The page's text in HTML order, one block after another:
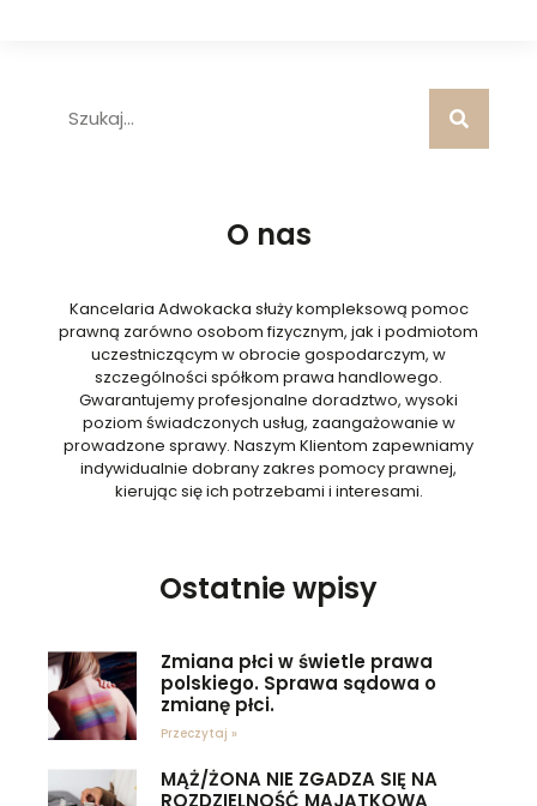
O nas
Kancelaria Adwokacka służy kompleksową pomoc
prawną zarówno osobom fizycznym, jak i podmiotom
uczestniczącym w obrocie gospodarczym, w
szczególności spółkom prawa handlowego.
Gwarantujemy profesjonalne doradztwo, wysoki
poziom świadczonych usług, zaangażowanie w
prowadzone sprawy. Naszym Klientom zapewniamy
indywidualnie dobrany zakres pomocy prawnej,
kierując się ich potrzebami i interesami.
Ostatnie wpisy
Zmiana płci w świetle prawa
polskiego. Sprawa sądowa o
zmianę płci.
Przeczytaj »
MĄŻ/ŻONA NIE ZGADZA SIĘ NA
ROZDZIELNOŚĆ MAJĄTKOWĄ